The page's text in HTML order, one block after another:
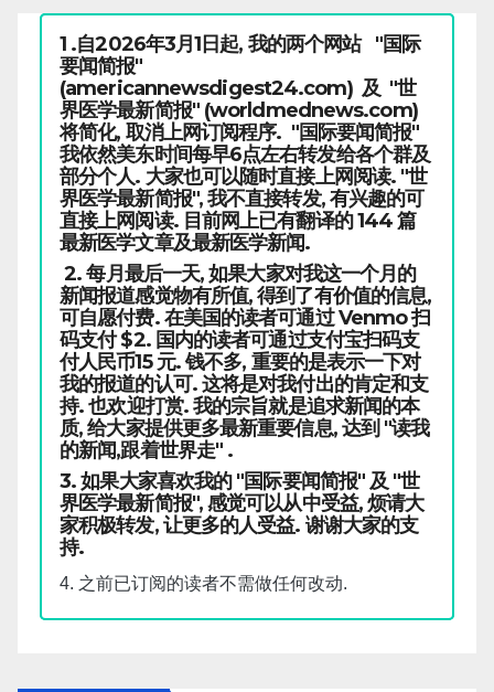
1 .自2026年3月1日起, 我的两个网站 "国际
要闻简报"
(americannewsdigest24.com) 及 "世
界医学最新简报" (worldmednews.com)
将简化, 取消上网订阅程序. "国际要闻简报"
我依然美东时间每早6点左右转发给各个群及
部分个人. 大家也可以随时直接上网阅读. "世
界医学最新简报", 我不直接转发, 有兴趣的可
直接上网阅读. 目前网上已有翻译的 144 篇
最新医学文章及最新医学新闻.
2. 每月最后一天, 如果大家对我这一个月的
新闻报道感觉物有所值, 得到了有价值的信息,
可自愿付费. 在美国的读者可通过 Venmo 扫
码支付 $2. 国内的读者可通过支付宝扫码支
付人民币15 元. 钱不多, 重要的是表示一下对
我的报道的认可. 这将是对我付出的肯定和支
持. 也欢迎打赏. 我的宗旨就是追求新闻的本
质, 给大家提供更多最新重要信息, 达到 "读我
的新闻,跟着世界走" .
3. 如果大家喜欢我的 "国际要闻简报" 及 "世
界医学最新简报", 感觉可以从中受益, 烦请大
家积极转发, 让更多的人受益. 谢谢大家的支
持.
4. 之前已订阅的读者不需做任何改动.